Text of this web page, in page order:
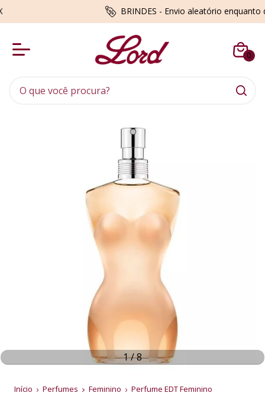
BRINDES - Envio aleatório enquanto
0
1/8
Início Perfumes Feminino Perfume EDT Feminino